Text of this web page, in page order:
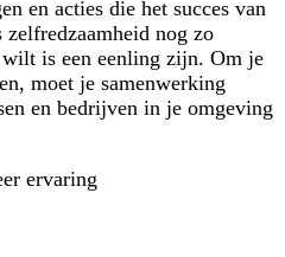
en acties die het succes van
nog zo
is een eenling zijn. Om je
moet je samenwerking
en bedrijven in je omgeving
ervaring